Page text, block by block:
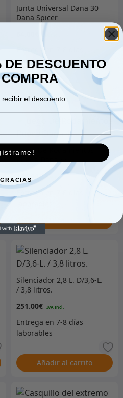
Junta Universal Dana 30
Dana Spicer
Añadir al carrito
Juego De Rodamientos
Rueda Dana 44
190.00€
Silenciador 2,8 L. D/3,6-L.
/ 3,8 litros.
251.00€
Añadir al carrito
DESCUENTO
el descuento.